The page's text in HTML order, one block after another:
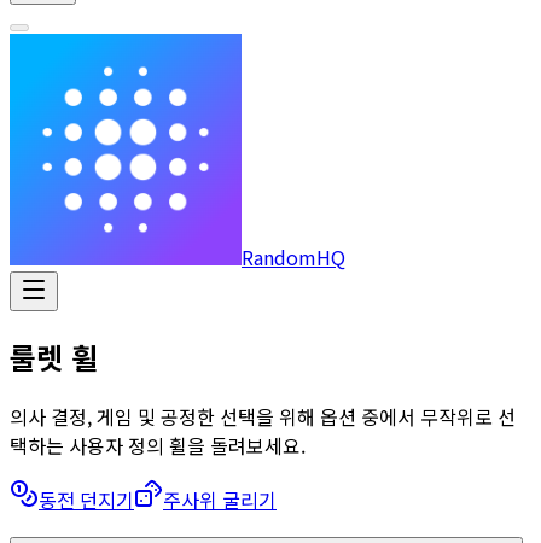
RandomHQ
룰렛 휠
의사 결정, 게임 및 공정한 선택을 위해 옵션 중에서 무작위로 선
택하는 사용자 정의 휠을 돌려보세요.
동전 던지기
주사위 굴리기